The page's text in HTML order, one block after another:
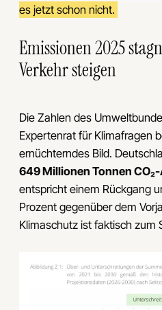
es jetzt schon nicht.
Emissionen 2025
Verkehr steigen
Die Zahlen des
Expertenrat für Klimafragen
ernüchterndes Bild.
649 Millionen Tonnen
entspricht einem Rückgang
Prozent gegenüber dem
Klimaschutz ist faktisch zum